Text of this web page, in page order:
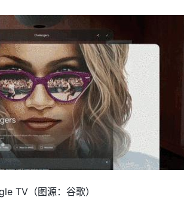
TV（图源：谷歌）